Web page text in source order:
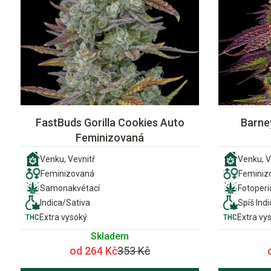
FastBuds Gorilla Cookies Auto
Feminizovaná
Venku, Vevnitř
Feminizovaná
Samonakvétací
Indica/Sativa
Extra vysoký
Skladem
od 264 Kč353 Kč
Venku,
Spíš
Extra